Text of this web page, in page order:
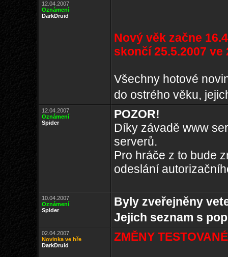
12.04.2007
Oznámení
DarkDruid
Nový věk začne
skončí 25.5.2007 ve
Všechny hotové
do ostrého věku,
12.04.2007
Oznámení
Spider
POZOR!
Díky závadě www
serverů.
Pro hráče z to bude
odeslání
10.04.2007
Oznámení
Spider
Byly zveřejněny
Jejich seznam s
02.04.2007
Novinka ve hře
DarkDruid
ZMĚNY